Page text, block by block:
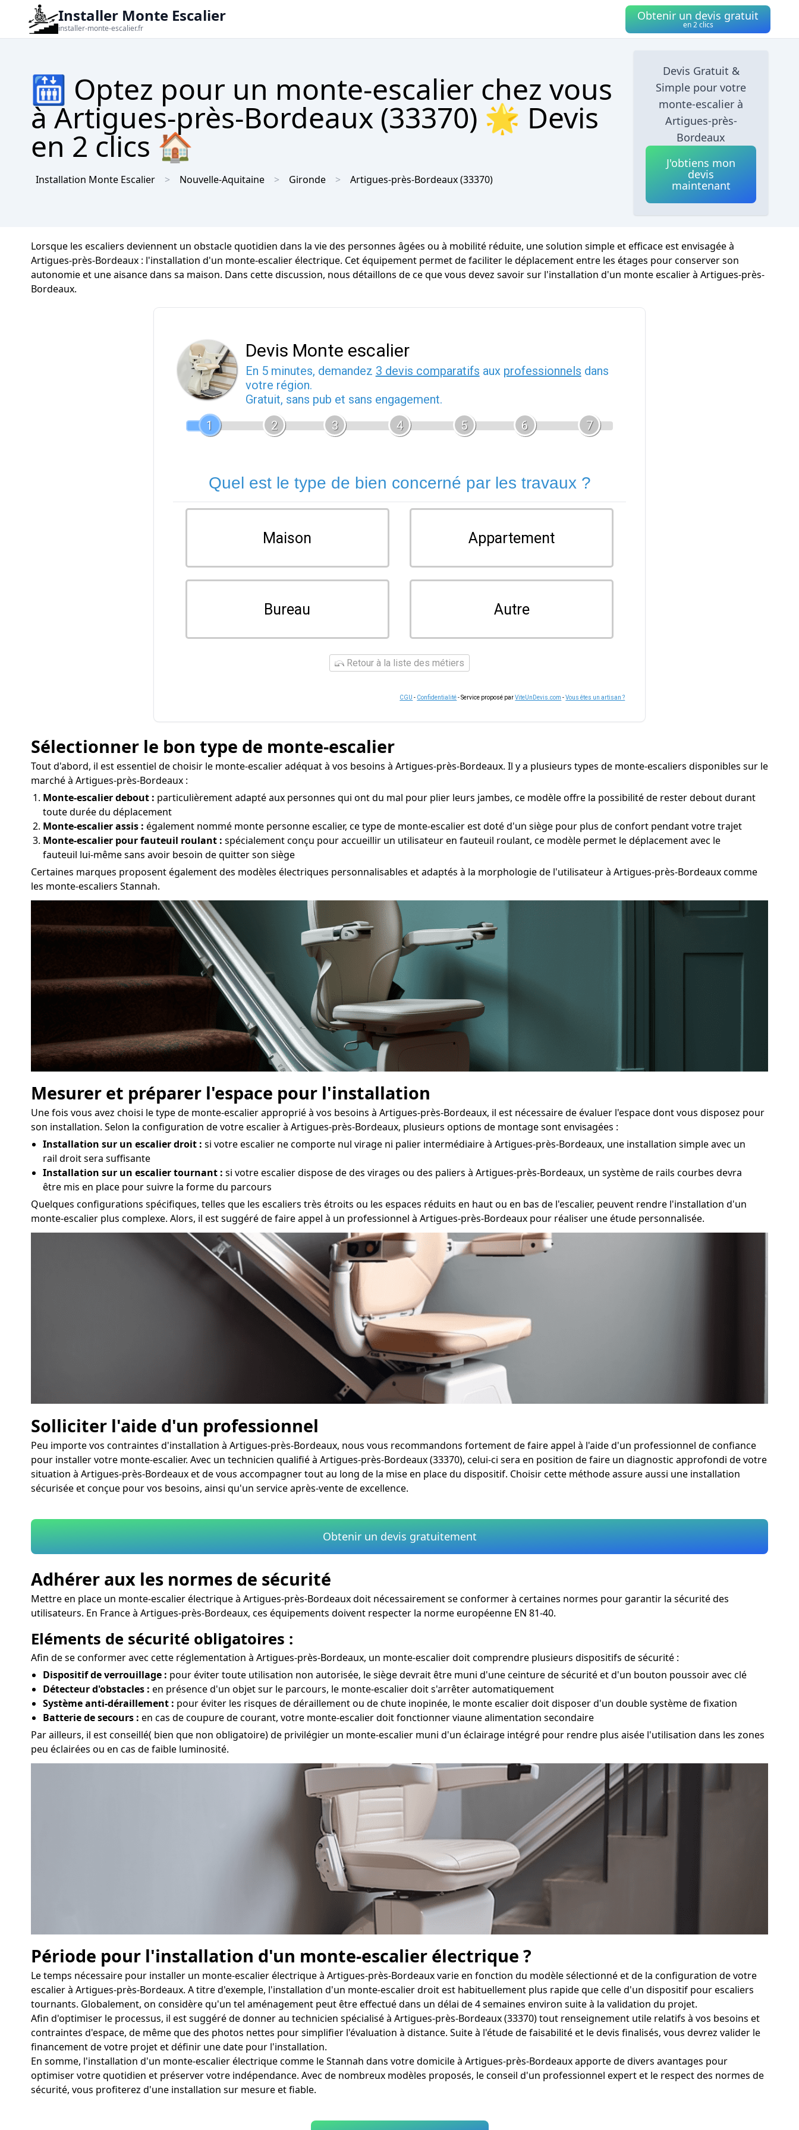
Installer Monte Escalier
installer-monte-escalier.fr
Obtenir un devis gratuit
en 2 clics
🛗 Optez pour un monte-escalier chez vous
à Artigues-près-Bordeaux (33370) 🌟 Devis
en 2 clics 🏠
Installation Monte Escalier Nouvelle-Aquitaine Gironde Artigues-près-Bordeaux(33370)
Devis Gratuit &
Simple pour votre
monte-escalier à
Artigues-près-
Bordeaux
J'obtiens mon
devis
maintenant
Lorsque les escaliers deviennent un obstacle quotidien dans la vie des personnes âgées ou à mobilité réduite, une solution simple et efficace est envisagée à
Artigues-près-Bordeaux : l'installation d'un monte-escalier électrique. Cet équipement permet de faciliter le déplacement entre les étages pour conserver son
autonomie et une aisance dans sa maison. Dans cette discussion, nous détaillons de ce que vous devez savoir sur l'installation d'un monte escalier à Artigues-près-
Bordeaux.
Devis Monte escalier
En 5 minutes, demandez 3 devis comparatifs aux professionnels dans
votre région.
Gratuit, sans pub et sans engagement.
1
2 3 4 5 6 7
Quel est le type de bien concerné par les travaux ?
Maison Appartement
Bureau Autre
Retour à la liste des métiers
CGU - Confidentialité- Service proposé parViteUnDevis.com -Vous êtes un artisan ?
Sélectionner le bon type de monte-escalier
Tout d'abord, il est essentiel de choisir le monte-escalier adéquat à vos besoins à Artigues-près-Bordeaux. Il y a plusieurs types de monte-escaliers disponibles sur le
marché à Artigues-près-Bordeaux :
Monte-escalier debout : particulièrement adapté aux personnes qui ont du mal pour plier leurs jambes, ce modèle offre la possibilité de rester debout durant
toute durée du déplacement
Monte-escalier assis : également nommé monte personne escalier, ce type de monte-escalier est doté d'un siège pour plus de confort pendant votre trajet
Monte-escalier pour fauteuil roulant : spécialement conçu pour accueillir un utilisateur en fauteuil roulant, ce modèle permet le déplacement avec le
fauteuil lui-même sans avoir besoin de quitter son siège
Certaines marques proposent également des modèles électriques personnalisables et adaptés à la morphologie de l'utilisateur à Artigues-près-Bordeaux comme
les monte-escaliers Stannah.
Mesurer et préparer l'espace pour l'installation
Une fois vous avez choisi le type de monte-escalier approprié à vos besoins à Artigues-près-Bordeaux, il est nécessaire de évaluer l'espace dont vous disposez pour
son installation. Selon la configuration de votre escalier à Artigues-près-Bordeaux, plusieurs options de montage sont envisagées :
Installation sur un escalier droit : si votre escalier ne comporte nul virage ni palier intermédiaire à Artigues-près-Bordeaux, une installation simple avec un
rail droit sera suffisante
Installation sur un escalier tournant : si votre escalier dispose de des virages ou des paliers à Artigues-près-Bordeaux, un système de rails courbes devra
être mis en place pour suivre la forme du parcours
Quelques configurations spécifiques, telles que les escaliers très étroits ou les espaces réduits en haut ou en bas de l'escalier, peuvent rendre l'installation d'un
monte-escalier plus complexe. Alors, il est suggéré de faire appel à un professionnel à Artigues-près-Bordeaux pour réaliser une étude personnalisée.
Solliciter l'aide d'un professionnel
Peu importe vos contraintes d'installation à Artigues-près-Bordeaux, nous vous recommandons fortement de faire appel à l'aide d'un professionnel de confiance
pour installer votre monte-escalier. Avec un technicien qualifié à Artigues-près-Bordeaux (33370), celui-ci sera en position de faire un diagnostic approfondi de votre
situation à Artigues-près-Bordeaux et de vous accompagner tout au long de la mise en place du dispositif. Choisir cette méthode assure aussi une installation
sécurisée et conçue pour vos besoins, ainsi qu'un service après-vente de excellence.
Obtenir un devis gratuitement
Adhérer aux les normes de sécurité
Mettre en place un monte-escalier électrique à Artigues-près-Bordeaux doit nécessairement se conformer à certaines normes pour garantir la sécurité des
utilisateurs. En France à Artigues-près-Bordeaux, ces équipements doivent respecter la norme européenne EN 81-40.
Eléments de sécurité obligatoires :
Afin de se conformer avec cette réglementation à Artigues-près-Bordeaux, un monte-escalier doit comprendre plusieurs dispositifs de sécurité :
Dispositif de verrouillage : pour éviter toute utilisation non autorisée, le siège devrait être muni d'une ceinture de sécurité et d'un bouton poussoir avec clé
Détecteur d'obstacles : en présence d'un objet sur le parcours, le monte-escalier doit s'arrêter automatiquement
Système anti-déraillement : pour éviter les risques de déraillement ou de chute inopinée, le monte escalier doit disposer d'un double système de fixation
Batterie de secours : en cas de coupure de courant, votre monte-escalier doit fonctionner viaune alimentation secondaire
Par ailleurs, il est conseillé( bien que non obligatoire) de privilégier un monte-escalier muni d'un éclairage intégré pour rendre plus aisée l'utilisation dans les zones
peu éclairées ou en cas de faible luminosité.
Période pour l'installation d'un monte-escalier électrique ?
Le temps nécessaire pour installer un monte-escalier électrique à Artigues-près-Bordeaux varie en fonction du modèle sélectionné et de la configuration de votre
escalier à Artigues-près-Bordeaux. A titre d'exemple, l'installation d'un monte-escalier droit est habituellement plus rapide que celle d'un dispositif pour escaliers
tournants. Globalement, on considère qu'un tel aménagement peut être effectué dans un délai de 4 semaines environ suite à la validation du projet.
Afin d'optimiser le processus, il est suggéré de donner au technicien spécialisé à Artigues-près-Bordeaux (33370) tout renseignement utile relatifs à vos besoins et
contraintes d'espace, de même que des photos nettes pour simplifier l'évaluation à distance. Suite à l'étude de faisabilité et le devis finalisés, vous devrez valider le
financement de votre projet et définir une date pour l'installation.
En somme, l'installation d'un monte-escalier électrique comme le Stannah dans votre domicile à Artigues-près-Bordeaux apporte de divers avantages pour
optimiser votre quotidien et préserver votre indépendance. Avec de nombreux modèles proposés, le conseil d'un professionnel expert et le respect des normes de
sécurité, vous profiterez d'une installation sur mesure et fiable.